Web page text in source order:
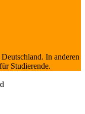
In anderen
Studierende.